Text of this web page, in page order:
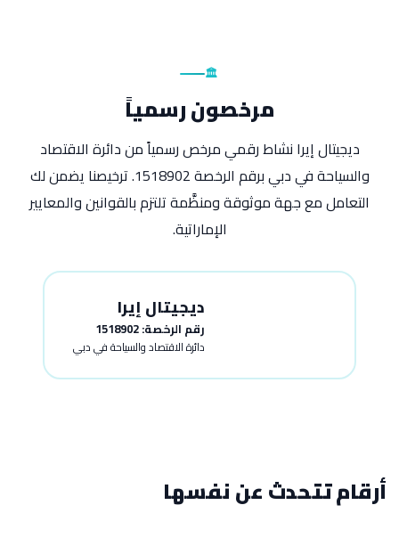
🏛️
مرخصون رسمياً
ديجيتال إيرا نشاط رقمي مرخص رسمياً من دائرة الاقتصاد
والسياحة في دبي برقم الرخصة 1518902. ترخيصنا يضمن لك
التعامل مع جهة موثوقة ومنظَّمة تلتزم بالقوانين والمعايير
الإماراتية.
ديجيتال إيرا
رقم الرخصة: 1518902
دائرة الاقتصاد والسياحة في دبي
أرقام تتحدث عن نفسها